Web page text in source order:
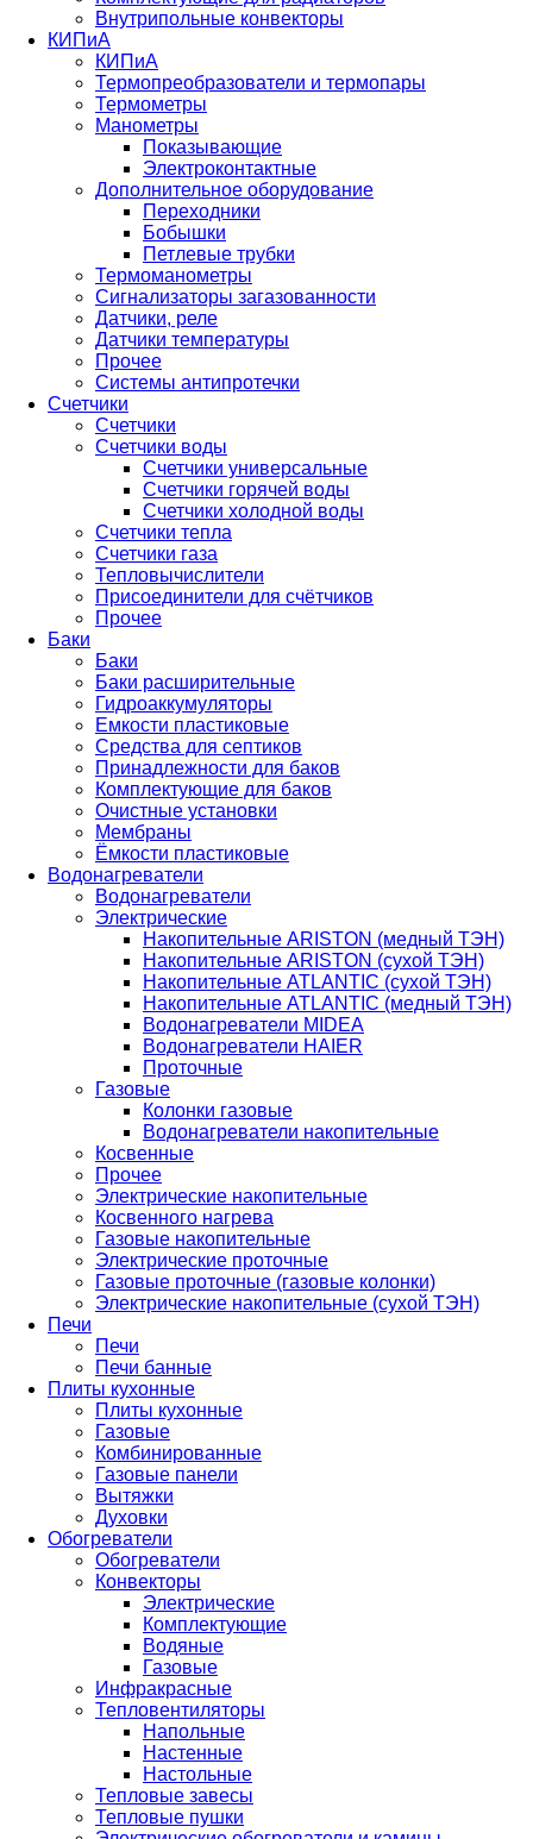
Внутрипольные конвекторы
КИПиА
КИПиА
Термопреобразователи и термопары
Термометры
Манометры
Показывающие
Электроконтактные
Дополнительное оборудование
Переходники
Бобышки
Петлевые трубки
Термоманометры
Сигнализаторы загазованности
Датчики, реле
Датчики температуры
Прочее
Системы антипротечки
Счетчики
Счетчики
Счетчики воды
Счетчики универсальные
Счетчики горячей воды
Счетчики холодной воды
Счетчики тепла
Счетчики газа
Тепловычислители
Присоединители для счётчиков
Прочее
Баки
Баки
Баки расширительные
Гидроаккумуляторы
Емкости пластиковые
Средства для септиков
Принадлежности для баков
Комплектующие для баков
Очистные установки
Мембраны
Ёмкости пластиковые
Водонагреватели
Водонагреватели
Электрические
Накопительные ARISTON (медный ТЭН)
Накопительные ARISTON (сухой ТЭН)
Накопительные ATLANTIC (сухой ТЭН)
Накопительные ATLANTIC (медный ТЭН)
Водонагреватели MIDEA
Водонагреватели HAIER
Проточные
Газовые
Колонки газовые
Водонагреватели накопительные
Косвенные
Прочее
Электрические накопительные
Косвенного нагрева
Газовые накопительные
Электрические проточные
Газовые проточные (газовые колонки)
Электрические накопительные (сухой ТЭН)
Печи
Печи
Печи банные
Плиты кухонные
Плиты кухонные
Газовые
Комбинированные
Газовые панели
Вытяжки
Духовки
Обогреватели
Обогреватели
Конвекторы
Электрические
Комплектующие
Водяные
Газовые
Инфракрасные
Тепловентиляторы
Напольные
Настенные
Настольные
Тепловые завесы
Тепловые пушки